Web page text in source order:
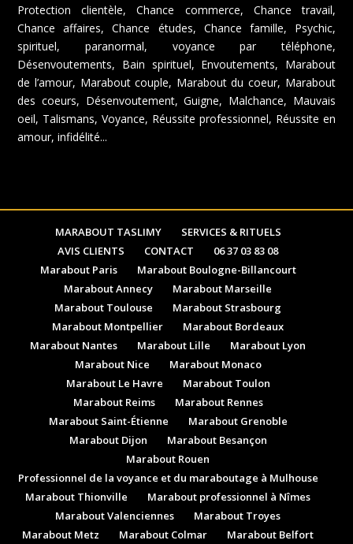
Protection clientèle, Chance commerce, Chance travail,
Chance affaires, Chance études, Chance famille, Psychic,
spirituel, paranormal, voyance par téléphone,
Désenvoutements, Bain spirituel, Envoutements, Marabout
de l’amour, Marabout couple, Marabout du coeur, Marabout
des coeurs, Désenvoutement, Guigne, Malchance, Mauvais
oeil, Talismans, Voyance, Réussite professionnel, Réussite en
amour, infidélité...
MARABOUT TASLIMY
SERVICES & RITUELS
AVIS CLIENTS
CONTACT
06 37 03 83 08
Marabout Paris
Marabout Boulogne-Billancourt
Marabout Annecy
Marabout Marseille
Marabout Toulouse
Marabout Strasbourg
Marabout Montpellier
Marabout Bordeaux
Marabout Nantes
Marabout Lille
Marabout Lyon
Marabout Nice
Marabout Monaco
Marabout Le Havre
Marabout Toulon
Marabout Reims
Marabout Rennes
Marabout Saint-Étienne
Marabout Grenoble
Marabout Dijon
Marabout Besançon
Marabout Rouen
Professionnel de la voyance et du maraboutage à Mulhouse
Marabout Thionville
Marabout professionnel à Nîmes
Marabout Valenciennes
Marabout Troyes
Marabout Metz
Marabout Colmar
Marabout Belfort